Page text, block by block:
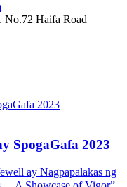
No.72 Haifa Road
SpogaGafa 2023